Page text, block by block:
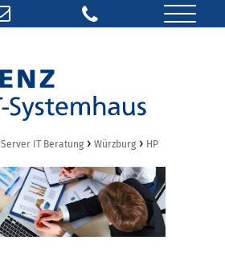
Server IT Beratung › Würzburg › HP